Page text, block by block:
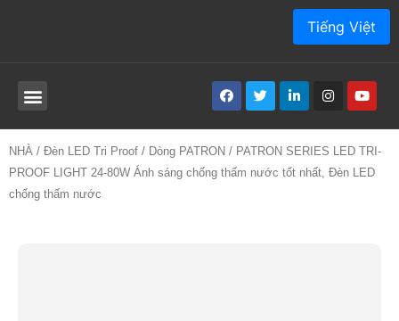
NHÀ / Đèn LED Tri Proof / Dòng PATRON / PATRON SERIES LED TRI-
PROOF LIGHT 24-80W Ánh sáng chống thấm nước tốt nhất, Đèn LED
chống thấm nước
Tiếng Việt